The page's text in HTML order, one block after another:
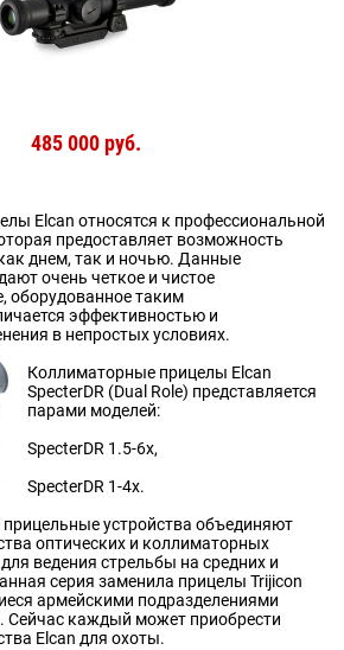
485 000 руб.
Elcan относятся к профессиональной
предоставляет возможность
днем, так и ночью. Данные
очень четкое и чистое
оборудованное таким
эффективностью и
в непростых условиях.
Коллиматорные прицелы Elcan
SpecterDR (Dual Role) представляется
парами моделей:
SpecterDR 1.5-6х,
SpecterDR 1-4х.
устройства объединяют
оптических и коллиматорных
ведения стрельбы на средних и
серия заменила прицелы Trijicon
армейскими подразделениями
Сейчас каждый может приобрести
Elcan для охоты.